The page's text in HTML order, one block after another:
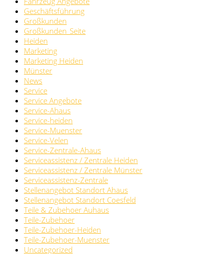
Geschäftsführung
Großkunden
Großkunden_Seite
Heiden
Marketing
Marketing Heiden
Münster
News
Service
Service Angebote
Service-Ahaus
Service-heiden
Service-Muenster
Service-Velen
Service-Zentrale-Ahaus
Serviceassistenz / Zentrale Heiden
Serviceassistenz / Zentrale Münster
Serviceassistenz-Zentrale
Stellenangebot Standort Ahaus
Stellenangebot Standort Coesfeld
Teile & Zubehoer Auhaus
Teile-Zubehoer
Teile-Zubehoer-Heiden
Teile-Zubehoer-Muenster
Uncategorized